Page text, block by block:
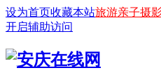
设为首页收藏本站旅游亲子摄
开启辅助访问